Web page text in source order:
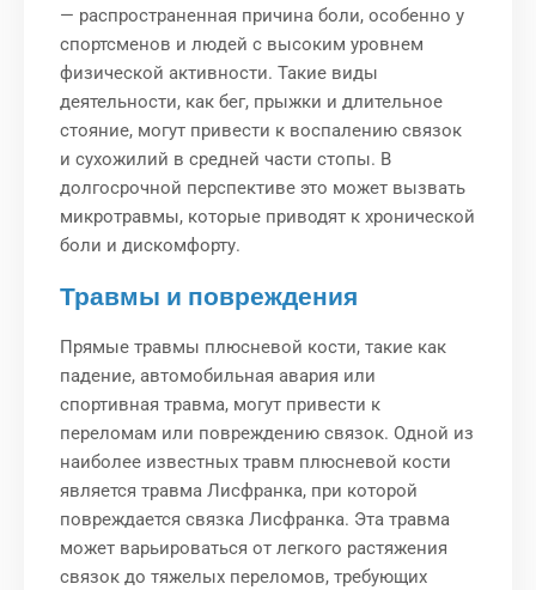
— распространенная причина боли, особенно у
спортсменов и людей с высоким уровнем
физической активности. Такие виды
деятельности, как бег, прыжки и длительное
стояние, могут привести к воспалению связок
и сухожилий в средней части стопы. В
долгосрочной перспективе это может вызвать
микротравмы, которые приводят к хронической
боли и дискомфорту.
Травмы и повреждения
Прямые травмы плюсневой кости, такие как
падение, автомобильная авария или
спортивная травма, могут привести к
переломам или повреждению связок. Одной из
наиболее известных травм плюсневой кости
является травма Лисфранка, при которой
повреждается связка Лисфранка. Эта травма
может варьироваться от легкого растяжения
связок до тяжелых переломов, требующих